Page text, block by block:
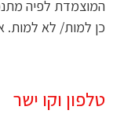
המוצמדת לפיה
כן למות/ לא למות.
טלפון וקו ישר